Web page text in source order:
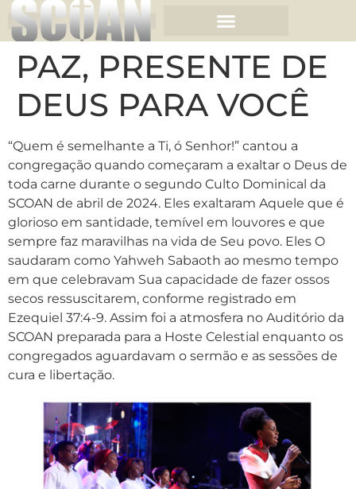
PAZ, PRESENTE DE
DEUS PARA VOCÊ
“Quem é semelhante a Ti, ó Senhor!” cantou a
congregação quando começaram a exaltar o Deus de
toda carne durante o segundo Culto Dominical da
SCOAN de abril de 2024. Eles exaltaram Aquele que é
glorioso em santidade, temível em louvores e que
sempre faz maravilhas na vida de Seu povo. Eles O
saudaram como Yahweh Sabaoth ao mesmo tempo
em que celebravam Sua capacidade de fazer ossos
secos ressuscitarem, conforme registrado em
Ezequiel 37:4-9. Assim foi a atmosfera no Auditório da
SCOAN preparada para a Hoste Celestial enquanto os
congregados aguardavam o sermão e as sessões de
cura e libertação.